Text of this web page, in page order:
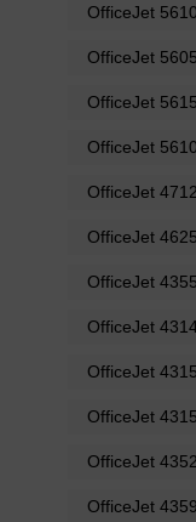
OfficeJet 5610
OfficeJet 5605
OfficeJet 5615
OfficeJet
OfficeJet 4712
OfficeJet 4625
OfficeJet 4355
OfficeJet
OfficeJet
OfficeJet
OfficeJet 4352
OfficeJet 4359